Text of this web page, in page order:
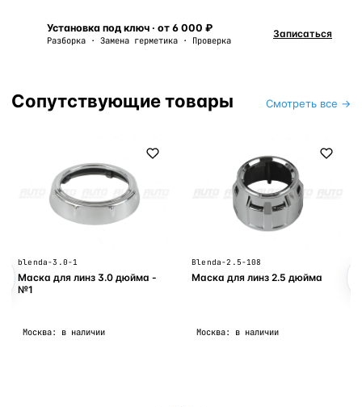
Установка под ключ · от 6 000 ₽
Разборка · Замена герметика · Проверка
Записаться
Сопутствующие товары Смотреть все →
blenda-3.0-1
Маска для линз 3.0 дюйма -
№1
Москва: в наличии
Blenda-2.5-108
Маска для линз 2.5 дюйма
Москва: в наличии